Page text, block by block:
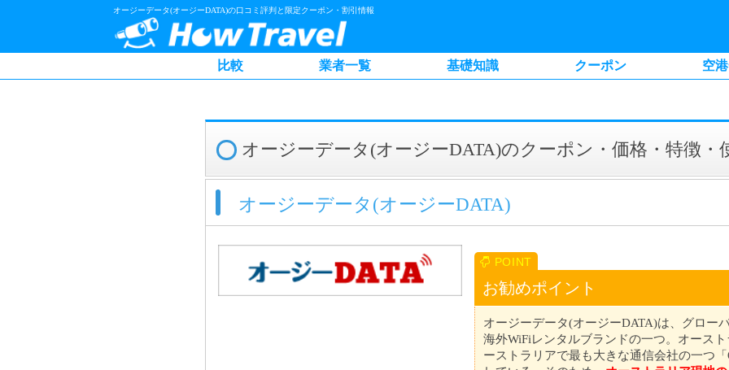
オージーデータ(オージーDATA)の口コミ評判と限定クーポン・割引情報
比較 業者一覧 基礎知識 クーポン 空
オージーデータ(オージーDATA)のクーポン・価格・特徴・
オージーデータ(オージーDATA)
お勧めポイント
オージーデータ(オージーDATA)は、グロー
海外WiFiレンタルブランドの一つ。オース
ーストラリアで最も大きな通信会社の一つ